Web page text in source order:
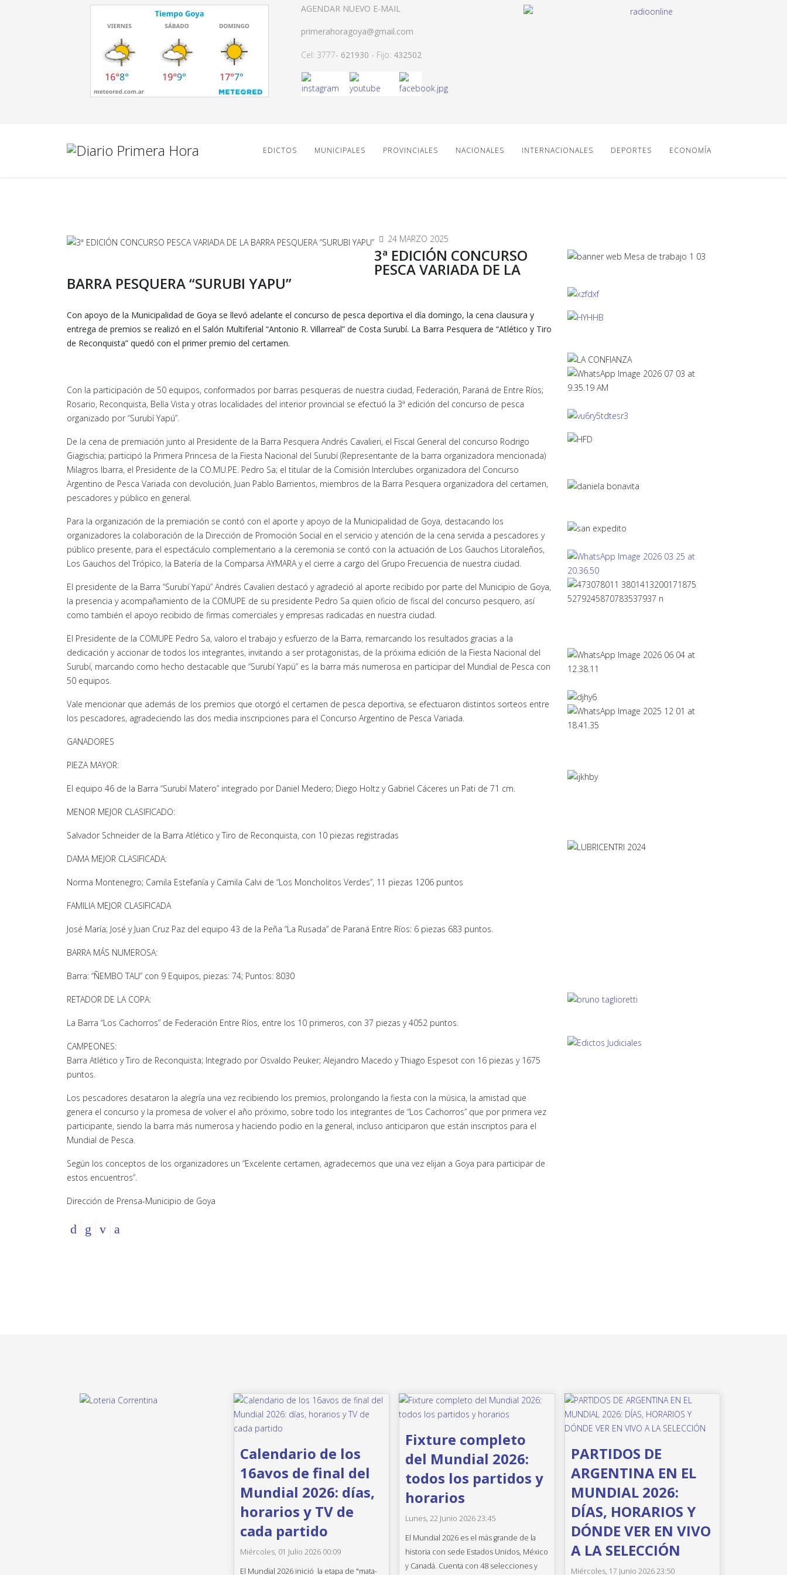
AGENDAR NUEVO E-MAIL
primerahoragoya@gmail.com
Cel: 3777- 621930 - Fijo: 432502
EDICTOS MUNICIPALES PROVINCIALES NACIONALES INTERNACIONALES DEPORTES ECONOMÍA
24 MARZO 2025
3ª EDICIÓN CONCURSO
PESCA VARIADA DE LA
BARRA PESQUERA “SURUBI YAPU”
Con apoyo de la Municipalidad de Goya se llevó adelante el concurso de pesca deportiva el día domingo, la cena clausura y
entrega de premios se realizó en el Salón Multiferial “Antonio R. Villarreal” de Costa Surubí. La Barra Pesquera de “Atlético y Tiro
de Reconquista” quedó con el primer premio del certamen.
Con la participación de 50 equipos, conformados por barras pesqueras de nuestra ciudad, Federación, Paraná de Entre Ríos;
Rosario, Reconquista, Bella Vista y otras localidades del interior provincial se efectuó la 3ª edición del concurso de pesca
organizado por “Surubí Yapú”.
De la cena de premiación junto al Presidente de la Barra Pesquera Andrés Cavalieri, el Fiscal General del concurso Rodrigo
Giagischia; participó la Primera Princesa de la Fiesta Nacional del Surubí (Representante de la barra organizadora mencionada)
Milagros Ibarra, el Presidente de la CO.MU.PE. Pedro Sa; el titular de la Comisión Interclubes organizadora del Concurso
Argentino de Pesca Variada con devolución, Juan Pablo Barrientos, miembros de la Barra Pesquera organizadora del certamen,
pescadores y público en general.
Para la organización de la premiación se contó con el aporte y apoyo de la Municipalidad de Goya, destacando los
organizadores la colaboración de la Dirección de Promoción Social en el servicio y atención de la cena servida a pescadores y
público presente, para el espectáculo complementario a la ceremonia se contó con la actuación de Los Gauchos Litoraleños,
Los Gauchos del Trópico, la Batería de la Comparsa AYMARA y el cierre a cargo del Grupo Frecuencia de nuestra ciudad.
El presidente de la Barra “Surubí Yapú” Andrés Cavalieri destacó y agradeció al aporte recibido por parte del Municipio de Goya,
la presencia y acompañamiento de la COMUPE de su presidente Pedro Sa quien oficio de fiscal del concurso pesquero, así
como también el apoyo recibido de firmas comerciales y empresas radicadas en nuestra ciudad.
El Presidente de la COMUPE Pedro Sa, valoro el trabajo y esfuerzo de la Barra, remarcando los resultados gracias a la
dedicación y accionar de todos los integrantes, invitando a ser protagonistas, de la próxima edición de la Fiesta Nacional del
Surubí, marcando como hecho destacable que “Surubí Yapú” es la barra más numerosa en participar del Mundial de Pesca con
50 equipos.
Vale mencionar que además de los premios que otorgó el certamen de pesca deportiva, se efectuaron distintos sorteos entre
los pescadores, agradeciendo las dos media inscripciones para el Concurso Argentino de Pesca Variada.
GANADORES
PIEZA MAYOR:
El equipo 46 de la Barra “Surubí Matero” integrado por Daniel Medero; Diego Holtz y Gabriel Cáceres un Pati de 71 cm.
MENOR MEJOR CLASIFICADO:
Salvador Schneider de la Barra Atlético y Tiro de Reconquista, con 10 piezas registradas
DAMA MEJOR CLASIFICADA:
Norma Montenegro; Camila Estefanía y Camila Calvi de “Los Moncholitos Verdes”, 11 piezas 1206 puntos
FAMILIA MEJOR CLASIFICADA
José María; José y Juan Cruz Paz del equipo 43 de la Peña “La Rusada” de Paraná Entre Ríos: 6 piezas 683 puntos.
BARRA MÁS NUMEROSA:
Barra: “ÑEMBO TAU” con 9 Equipos, piezas: 74; Puntos: 8030
RETADOR DE LA COPA:
La Barra “Los Cachorros” de Federación Entre Ríos, entre los 10 primeros, con 37 piezas y 4052 puntos.
CAMPEONES:
Barra Atlético y Tiro de Reconquista; Integrado por Osvaldo Peuker; Alejandro Macedo y Thiago Espesot con 16 piezas y 1675
puntos.
Los pescadores desataron la alegría una vez recibiendo los premios, prolongando la fiesta con la música, la amistad que
genera el concurso y la promesa de volver el año próximo, sobre todo los integrantes de “Los Cachorros” que por primera vez
participante, siendo la barra más numerosa y haciendo podio en la general, incluso anticiparon que están inscriptos para el
Mundial de Pesca.
Según los conceptos de los organizadores un “Excelente certamen, agradecemos que una vez elijan a Goya para participar de
estos encuentros”.
Dirección de Prensa-Municipio de Goya
Calendario de los
16avos de final del
Mundial 2026: días,
horarios y TV de
cada partido
Miércoles, 01 Julio 2026 00:09
El Mundial 2026 inició la etapa de "mata-
Fixture completo
del Mundial 2026:
todos los partidos y
horarios
Lunes, 22 Junio 2026 23:45
El Mundial 2026 es el más grande de la
historia con sede Estados Unidos, México
y Canadá. Cuenta con 48 selecciones y
PARTIDOS DE
ARGENTINA EN EL
MUNDIAL 2026:
DÍAS, HORARIOS Y
DÓNDE VER EN VIVO
A LA SELECCIÓN
Miércoles, 17 Junio 2026 23:50